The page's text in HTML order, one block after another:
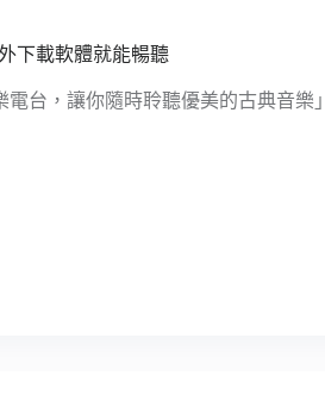
下載軟體就能暢聽
台，讓你隨時聆聽優美的古典音樂」